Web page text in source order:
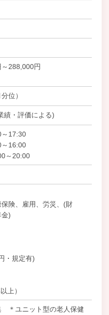
288,000円
位）
・評価による)
17:30
16:00
～20:00
険、雇用、労災、(財
)
・規定有)
上）
＊ユニット型の老人保健